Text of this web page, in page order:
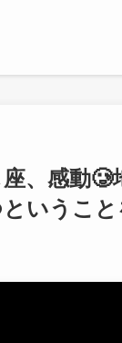
座、感動
いうこ